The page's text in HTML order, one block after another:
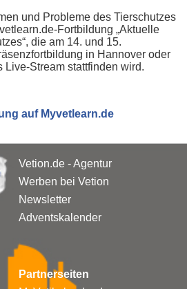
und Probleme des Tierschutzes
Fortbildung „Aktuelle
die am 14. und 15.
in Hannover oder
Stream stattfinden wird.
auf Myvetlearn.de
Vetion.de - Agentur
Werben bei Vetion
Newsletter
Adventskalender
Partnerseiten